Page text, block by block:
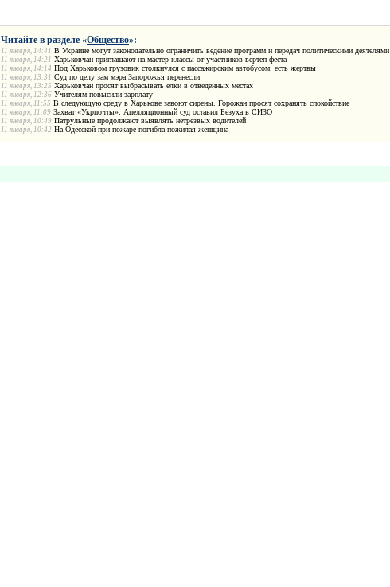
Читайте в разделе «Общество»:
11 января, 14:41 В Украине могут законодательно ограничить ведение программ и передач политическими деятелями
11 января, 14:21 Харьковчан приглашают на мастер-классы от участников вертеп-феста
11 января, 14:14 Под Харьковом грузовик столкнулся с пассажирским автобусом: есть жертвы
11 января, 13:31 Суд по делу зам мэра Запорожья перенесли
11 января, 13:25 Харьковчан просят выбрасывать елки в отведенных местах
11 января, 12:36 Учителям повысили зарплату
11 января, 11:55 В следующую среду в Харькове завоют сирены. Горожан просят сохранять спокойствие
11 января, 11:09 Захват «Укрпочты»: Апелляционный суд оставил Безуха в СИЗО
11 января, 10:49 Патрульные продолжают выявлять нетрезвых водителей
11 января, 10:42 На Одесской при пожаре погибла пожилая женщина